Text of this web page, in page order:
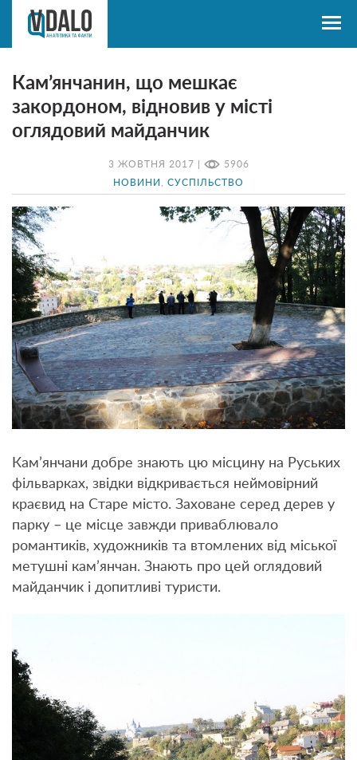
3 ЖОВТНЯ 2017 | 5906
НОВИНИ СУСПІЛЬСТВО
Кам’янчанин, що мешкає
закордоном, відновив у місті
оглядовий майданчик
Кам’янчани добре знають цю місцину на Руських
фільварках, звідки відкривається неймовірний
краєвид на Старе місто. Заховане серед дерев у
парку – це місце завжди приваблювало
романтиків, художників та втомлених від міської
метушні кам’янчан. Знають про цей оглядовий
майданчик і допитливі туристи.